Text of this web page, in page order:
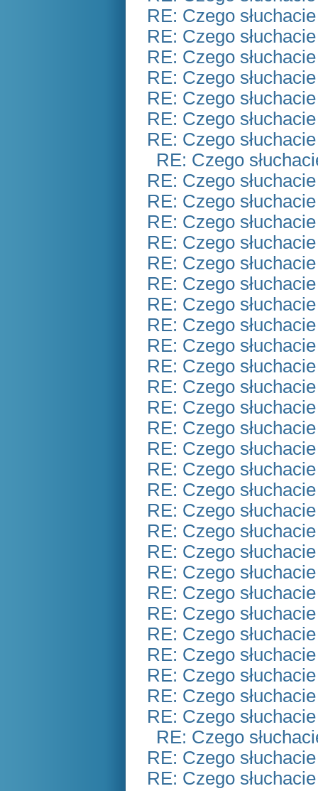
RE: Czego
RE: Czego
RE: Czego
RE: Czego
RE: Czego
RE: Czego
RE: Czego
RE: Czego
RE: Czego
RE: Czego
RE: Czego
RE: Czego
RE: Czego
RE: Czego
RE: Czego
RE: Czego
RE: Czego
RE: Czego
RE: Czego
RE: Czego
RE: Czego
RE: Czego
RE: Czego
RE: Czego
RE: Czego
RE: Czego
RE: Czego
RE: Czego
RE: Czego
RE: Czego
RE: Czego
RE: Czego
RE: Czego
RE: Czego
RE: Czego
RE: Czego
RE: Czego
RE: Czego